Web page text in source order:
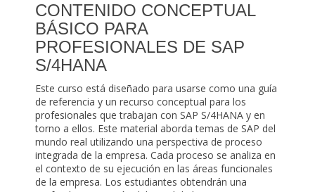
CONTENIDO CONCEPTUAL
BÁSICO PARA
PROFESIONALES DE SAP
S/4HANA
Este curso está diseñado para usarse como una guía
de referencia y un recurso conceptual para los
profesionales que trabajan con SAP S/4HANA y en
torno a ellos. Este material aborda temas de SAP del
mundo real utilizando una perspectiva de proceso
integrada de la empresa. Cada proceso se analiza en
el contexto de su ejecución en las áreas funcionales
de la empresa. Los estudiantes obtendrán una